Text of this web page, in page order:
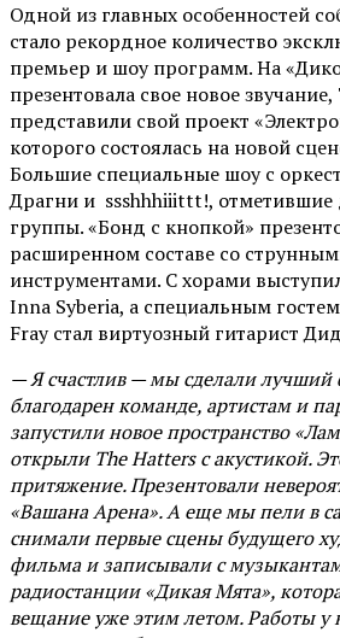
Одной из главных особенностей
стало рекордное количество
премьер и шоу программ. На
презентовала свое новое
представили свой проект
которого состоялась на новой
Большие специальные шоу с
Драгни и ssshhhiiittt!, отметившие
группы. «Бонд с кнопкой»
расширенном составе со
инструментами. С хорами
Inna Syberia, а специальным
Fray стал виртуозный гитарист
— Я счастлив — мы сделали лучший
благодарен команде, артистам и
запустили новое пространство
открыли The Hatters с акустикой.
притяжение. Презентовали
«Вашана Арена». А еще мы пели в
снимали первые сцены будущего
фильма и записывали с
радиостанции «Дикая Мята»,
вещание уже этим летом. Работы у